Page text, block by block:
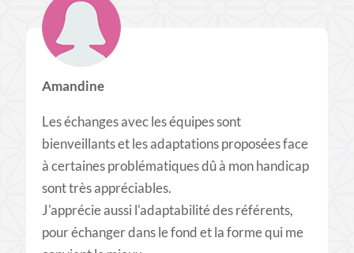
Amandine
Les échanges avec les équipes sont
bienveillants et les adaptations proposées face
à certaines problématiques dû à mon handicap
sont très appréciables.
J'apprécie aussi l'adaptabilité des référents,
pour échanger dans le fond et la forme qui me